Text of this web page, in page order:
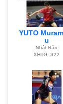
YUTO
u
Nhật Bản
XHTG: 322